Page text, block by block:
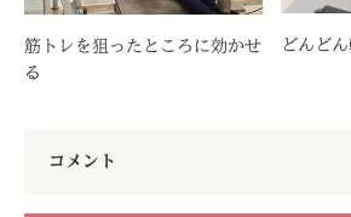
筋トレを狙ったところに効かせ
る
どんど
コメント